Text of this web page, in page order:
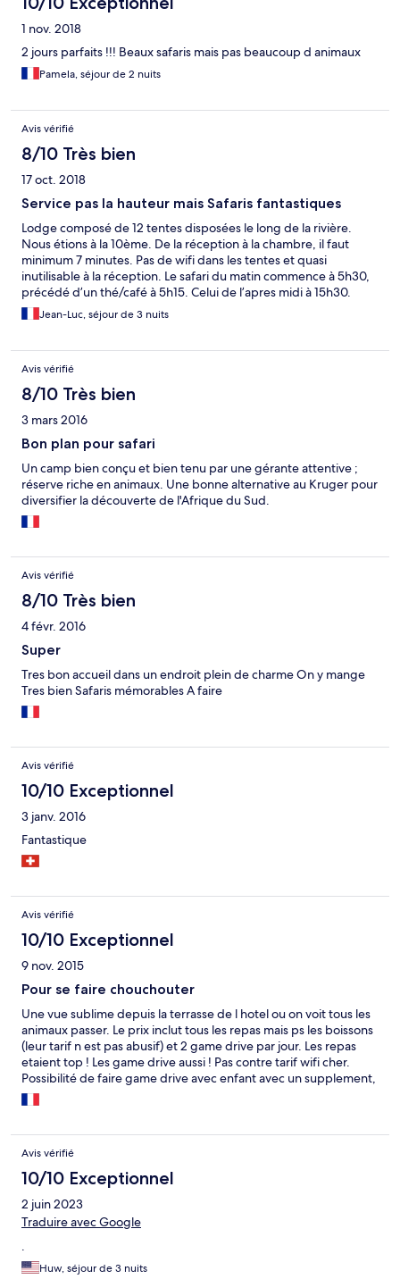
1 nov. 2018
2 jours parfaits !!! Beaux safaris mais pas beaucoup d animaux
Pamela, séjour de 2 nuits
Avis vérifié
8/10 Très bien
17 oct. 2018
Service pas la hauteur mais Safaris fantastiques
Lodge composé de 12 tentes disposées le long de la rivière.
Nous étions à la 10ème. De la réception à la chambre, il faut
minimum 7 minutes. Pas de wifi dans les tentes et quasi
inutilisable à la réception. Le safari du matin commence à 5h30,
précédé d’un thé/café à 5h15. Celui de l’apres midi à 15h30.
Chaque safari dure environ 4 heures. Les safaris sont inclus. Il n’y
a que 3 4x4 pour 24 personnes soit 8 personnes par véhicule.
retrouvés à 10 par véhicule. C’est beaucoup moins confortable.
Il faudrait 4 véhicules et passer à 3 en cas de panne. Le service
pour le petit déjeuner est très vite dépassé si tous les 4x4
arrivent à la suite. Je demande un thé supplémentaire ils le
servent après 10mn à la table d’à côté qui n’avait rien demandé
mais qui l’accepte. Si vous souhaitez des œufs il faut être
patient. Lorsqu’ils arrivent pas de toast (sorry forgotten) En clair
le service n’est pas à la hauteur de l’établissement. Lors du
Check out personne pour récupérer les bagages. On a porté les
bagages 10mn jusqu’à la réception. C’est du jamais vu pour un
hôtel de ce prix. Heureusement que les safaris sont
extraordinaires ils sauvent l’impression générale du séjour.
Jean-Luc, séjour de 3 nuits
Avis vérifié
8/10 Très bien
3 mars 2016
Bon plan pour safari
Un camp bien conçu et bien tenu par une gérante attentive ;
réserve riche en animaux. Une bonne alternative au Kruger pour
diversifier la découverte de l'Afrique du Sud.
Avis vérifié
8/10 Très bien
4 févr. 2016
Super
Tres bon accueil dans un endroit plein de charme On y mange
Tres bien Safaris mémorables A faire
Avis vérifié
10/10 Exceptionnel
3 janv. 2016
Fantastique
Avis vérifié
10/10 Exceptionnel
9 nov. 2015
Pour se faire chouchouter
Une vue sublime depuis la terrasse de l hotel ou on voit tous les
animaux passer. Le prix inclut tous les repas mais ps les boissons
(leur tarif n est pas abusif) et 2 game drive par jour. Les repas
etaient top ! Les game drive aussi ! Pas contre tarif wifi cher.
Possibilité de faire game drive avec enfant avec un supplement,
bon marche. Les tentes sont tres sympa avec un balcon mais le
balcon n a ps une aussi belle vue que celle de l hotel. Ne ps
prendre le chemin plus court ms qui traverse plus la réserve
donc impossible et nous avons du faire demi tour.) Et les
derniers kilomètres sont vraiment caillouteux !! Je recommande
!!!
Avis vérifié
10/10 Exceptionnel
2 juin 2023
Traduire avec Google
.
Huw, séjour de 3 nuits